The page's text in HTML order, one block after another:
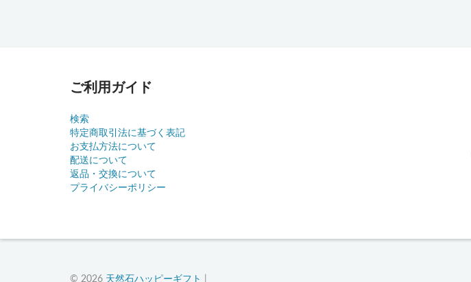
ご利用ガイド
検索
特定商取引法に基づく表記
お支払方法について
配送について
返品・交換について
プライバシーポリシー
© 2026 天然石ハッピーギフト |